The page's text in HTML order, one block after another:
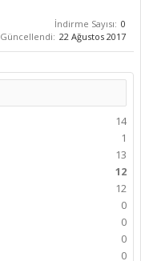
14
1
13
12
12
0
0
0
0
İndirme Sayısı: 0
Güncellendi: 22 Ağustos 2017